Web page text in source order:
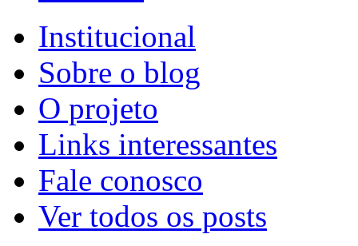
Institucional
Sobre o blog
O projeto
Links interessantes
Fale conosco
Ver todos os posts